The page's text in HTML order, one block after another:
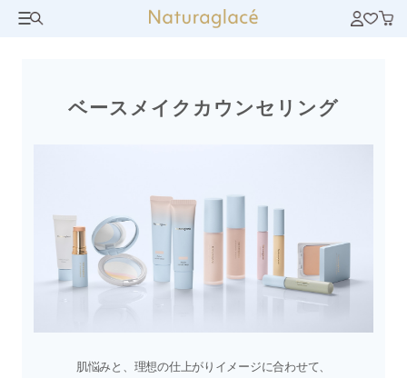
ベースメイクカウンセリング
肌悩みと、理想の仕上がりイメージに合わせて、